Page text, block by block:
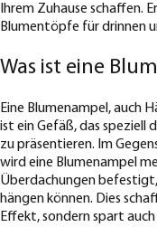
Ihrem Zuhause schaffen.
Blumentöpfe für drinnen
Was ist eine
Eine Blumenampel, auch
ist ein Gefäß, das speziell
zu präsentieren. Im
wird eine Blumenampel
Überdachungen
hängen können. Dies
Effekt, sondern spart